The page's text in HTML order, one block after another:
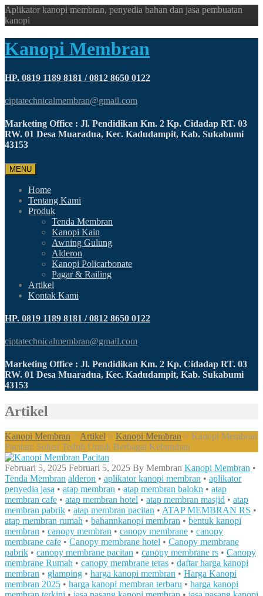
Aplikator kanopi membran, penyedia bahan dan jasa pembuatan
kanopi
Kanopi Membran
HP. 0819 1189 8181 / 0812 8650 0122
ciptatechnicalmembran@gmail.com
Marketing Office : Jl. Pendidikan Km. 2 Kp. Cidadap RT. 03
RW. 01 Desa Muaradua, Kec. Kadudampit, Kab. Sukabumi
43153
MENU
Home
Tentang Kami
Produk
Tenda Membran
Kanopi Kain
Awning Gulung
Alderon
Kanopi Policarbonate
Pagar & Railing
Artikel
Kontak Kami
HP. 0819 1189 8181 / 0812 8650 0122
ciptatechnicalmembran@gmail.com
Marketing Office : Jl. Pendidikan Km. 2 Kp. Cidadap RT. 03
RW. 01 Desa Muaradua, Kec. Kadudampit, Kab. Sukabumi
43153
Artikel
Kanopi Membran > Artikel > Kanopi Membran > Kanopi Membran
Pacitan: Solusi Teduh Untuk Berbagai Kebutuhan
Februari 5, 2025 Februari 5, 2025 By Membran Kanopi Membran •
Tenda Membran alderon • aplikator kanopi membran • aplikator
penyedia jasa • atap membran • atap membran balokn • atap
membran cafe • atap membran hotel • atap membran masjid • atap
membran pabrik • atap membran pacitan • ATAP MEMBRAN RS •
atap membran rumah • bahannkanopi membran • bentuk kanopi
membran • canopy membran • canopy membrane • canopy
membrane cafe • Canopy membrane hotel • Canopy membrane
pabrik • canopy membrane pacitan • canopy membrane rs • Canopy
membrane Rumah • canopy membrane teras • daftar harga kanopi
membran • glamping • harga kanopi membran • Harga Kanopi
membran 2025 • harga kanopi membran terbaru • harga kanopi